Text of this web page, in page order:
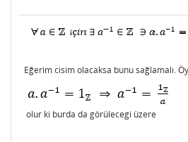
Eğerim cisim olacaksa bunu sağlamalı.
olur ki burda da görülecegi üzere